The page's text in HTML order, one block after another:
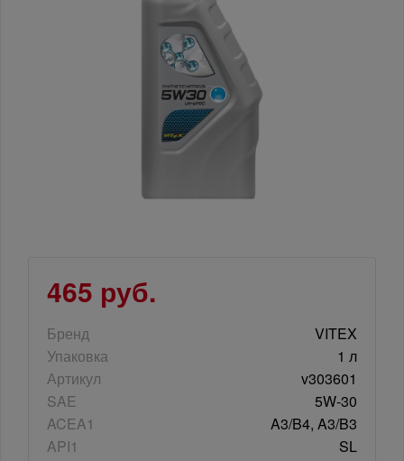
465 руб.
Бренд
VITEX
Упаковка
1 л
Артикул
v303601
SAE
5W-30
ACEA1
A3/B4, A3/B3
API1
SL